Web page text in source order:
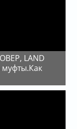
муфты.Как